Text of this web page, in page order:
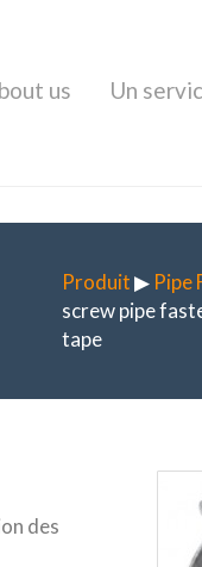
us Un
Produit▶ Pipe
screw pipe
tape
des